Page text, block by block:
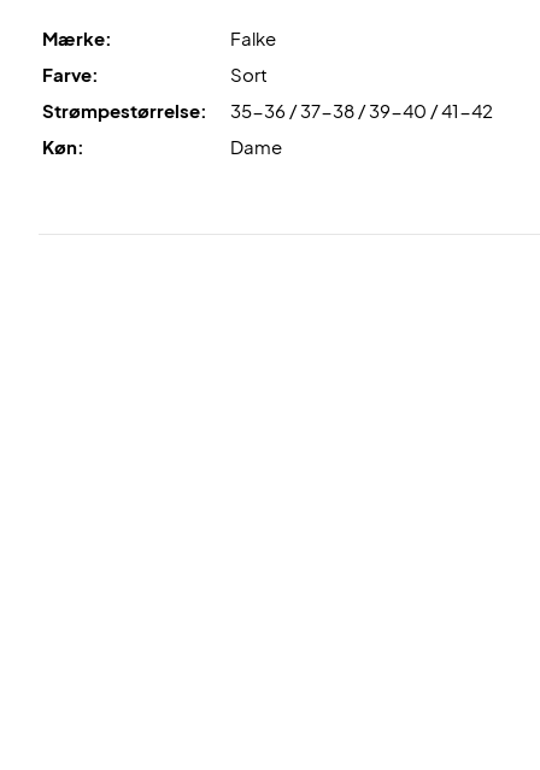
Mærke:
Falke
Farve:
Sort
Strømpestørrelse:
35-36 / 37-38 / 39-40 / 41-42
Køn:
Dame